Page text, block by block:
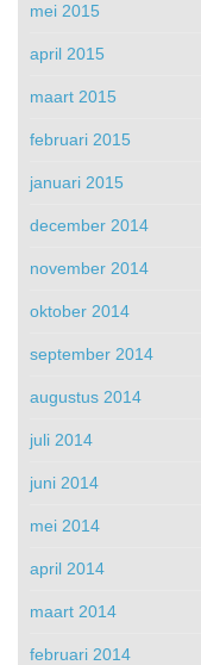
mei 2015
april 2015
maart 2015
februari 2015
januari 2015
december 2014
november 2014
oktober 2014
september 2014
augustus 2014
juli 2014
juni 2014
mei 2014
april 2014
maart 2014
februari 2014